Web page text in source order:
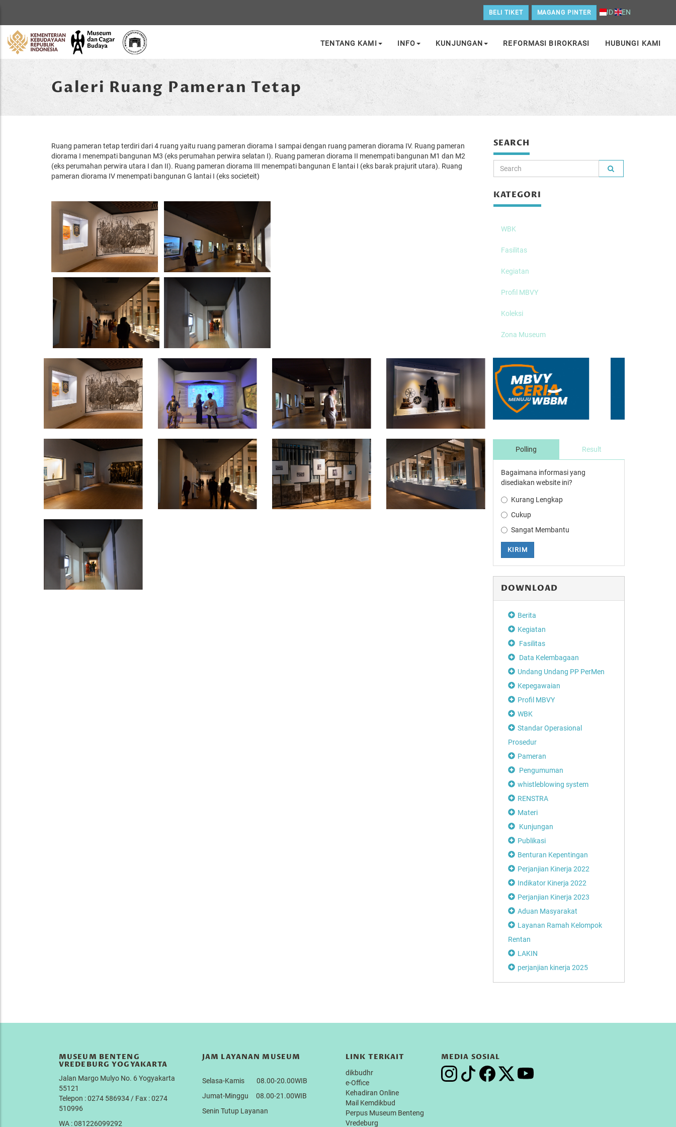
BELI TIKET MAGANG PINTER ID EN
Home
TENTANG KAMI INFO KUNJUNGAN REFORMASI BIROKRASI HUBUNGI KAMI
Galeri Ruang Pameran Tetap
Ruang pameran tetap terdiri dari 4 ruang yaitu ruang pameran diorama I sampai dengan ruang pameran diorama IV. Ruang pameran
diorama I menempati bangunan M3 (eks perumahan perwira selatan I). Ruang pameran diorama II menempati bangunan M1 dan M2
(eks perumahan perwira utara I dan II). Ruang pameran diorama III menempati bangunan E lantai I (eks barak prajurit utara). Ruang
pameran diorama IV menempati bangunan G lantai I (eks societeit)
SEARCH
KATEGORI
WBK
Fasilitas
Kegiatan
Profil MBVY
Koleksi
Zona Museum
Polling Result
Bagaimana informasi yang
disediakan website ini?
Kurang Lengkap
Cukup
Sangat Membantu
KIRIM
DOWNLOAD
Berita
Kegiatan
Fasilitas
Data Kelembagaan
Undang Undang PP PerMen
Kepegawaian
Profil MBVY
WBK
Standar Operasional
Prosedur
Pameran
Pengumuman
whistleblowing system
RENSTRA
Materi
Kunjungan
Publikasi
Benturan Kepentingan
Perjanjian Kinerja 2022
Indikator Kinerja 2022
Perjanjian Kinerja 2023
Aduan Masyarakat
Layanan Ramah Kelompok
Rentan
LAKIN
perjanjian kinerja 2025
MUSEUM BENTENG
VREDEBURG YOGYAKARTA
Jalan Margo Mulyo No. 6 Yogyakarta
55121
Telepon : 0274 586934 / Fax : 0274
510996
WA : 081226099292
JAM LAYANAN MUSEUM
Selasa-Kamis 08.00-20.00WIB
Jumat-Minggu 08.00-21.00WIB
Senin Tutup Layanan
LINK TERKAIT
dikbudhr
e-Office
Kehadiran Online
Mail Kemdikbud
Perpus Museum Benteng
Vredeburg
MEDIA SOSIAL